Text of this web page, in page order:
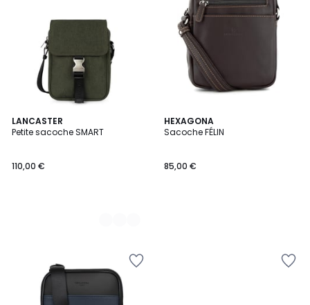
LANCASTER
Petite sacoche SMART
110,00 €
3
Couleurs
HEXAGONA
Sacoche FÉLIN
85,00 €